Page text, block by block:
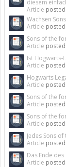
diesem
Article posted
Wachsen
Article posted
Sons of the
Article posted
Ist Hogwarts-
Article posted
Hogwarts
Article posted
Sons of the
Article posted
Sons of the
Article posted
Jedes Sons
Article posted
Das Ende
Article posted